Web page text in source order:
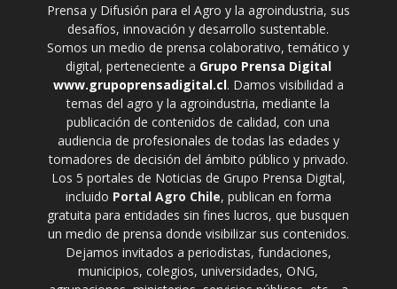
Prensa y Difusión para el Agro y la agroindustria, sus
desafíos, innovación y desarrollo sustentable.
Somos un medio de prensa colaborativo, temático y
digital, perteneciente a Grupo Prensa Digital
www.grupoprensadigital.cl. Damos visibilidad a
temas del agro y la agroindustria, mediante la
publicación de contenidos de calidad, con una
audiencia de profesionales de todas las edades y
tomadores de decisión del ámbito público y privado.
Los 5 portales de Noticias de Grupo Prensa Digital,
incluido Portal Agro Chile, publican en forma
gratuita para entidades sin fines lucros, que busquen
un medio de prensa donde visibilizar sus contenidos.
Dejamos invitados a periodistas, fundaciones,
municipios, colegios, universidades, ONG,